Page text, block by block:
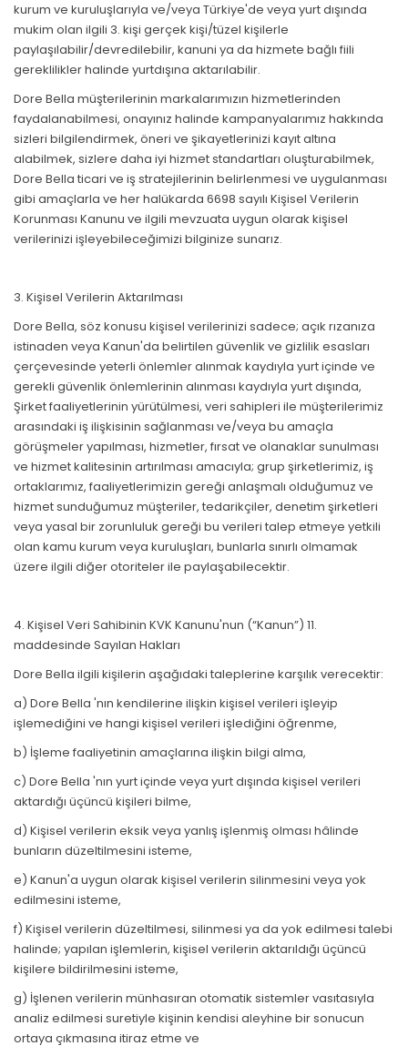
kurum ve kuruluşlarıyla ve/veya Türkiye'de veya yurt dışında
mukim olan ilgili 3. kişi gerçek kişi/tüzel kişilerle
paylaşılabilir/devredilebilir, kanuni ya da hizmete bağlı fiili
gereklilikler halinde yurtdışına aktarılabilir.
Dore Bella müşterilerinin markalarımızın hizmetlerinden
faydalanabilmesi, onayınız halinde kampanyalarımız hakkında
sizleri bilgilendirmek, öneri ve şikayetlerinizi kayıt altına
alabilmek, sizlere daha iyi hizmet standartları oluşturabilmek,
Dore Bella ticari ve iş stratejilerinin belirlenmesi ve uygulanması
gibi amaçlarla ve her halükarda 6698 sayılı Kişisel Verilerin
Korunması Kanunu ve ilgili mevzuata uygun olarak kişisel
verilerinizi işleyebileceğimizi bilginize sunarız.
3. Kişisel Verilerin Aktarılması
Dore Bella, söz konusu kişisel verilerinizi sadece; açık rızanıza
istinaden veya Kanun'da belirtilen güvenlik ve gizlilik esasları
çerçevesinde yeterli önlemler alınmak kaydıyla yurt içinde ve
gerekli güvenlik önlemlerinin alınması kaydıyla yurt dışında,
Şirket faaliyetlerinin yürütülmesi, veri sahipleri ile müşterilerimiz
arasındaki iş ilişkisinin sağlanması ve/veya bu amaçla
görüşmeler yapılması, hizmetler, fırsat ve olanaklar sunulması
ve hizmet kalitesinin artırılması amacıyla; grup şirketlerimiz, iş
ortaklarımız, faaliyetlerimizin gereği anlaşmalı olduğumuz ve
hizmet sunduğumuz müşteriler, tedarikçiler, denetim şirketleri
veya yasal bir zorunluluk gereği bu verileri talep etmeye yetkili
olan kamu kurum veya kuruluşları, bunlarla sınırlı olmamak
üzere ilgili diğer otoriteler ile paylaşabilecektir.
4. Kişisel Veri Sahibinin KVK Kanunu'nun (“Kanun”) 11.
maddesinde Sayılan Hakları
Dore Bella ilgili kişilerin aşağıdaki taleplerine karşılık verecektir:
a) Dore Bella 'nın kendilerine ilişkin kişisel verileri işleyip
işlemediğini ve hangi kişisel verileri işlediğini öğrenme,
b) İşleme faaliyetinin amaçlarına ilişkin bilgi alma,
c) Dore Bella 'nın yurt içinde veya yurt dışında kişisel verileri
aktardığı üçüncü kişileri bilme,
d) Kişisel verilerin eksik veya yanlış işlenmiş olması hâlinde
bunların düzeltilmesini isteme,
e) Kanun'a uygun olarak kişisel verilerin silinmesini veya yok
edilmesini isteme,
f) Kişisel verilerin düzeltilmesi, silinmesi ya da yok edilmesi talebi
halinde; yapılan işlemlerin, kişisel verilerin aktarıldığı üçüncü
kişilere bildirilmesini isteme,
g) İşlenen verilerin münhasıran otomatik sistemler vasıtasıyla
analiz edilmesi suretiyle kişinin kendisi aleyhine bir sonucun
ortaya çıkmasına itiraz etme ve